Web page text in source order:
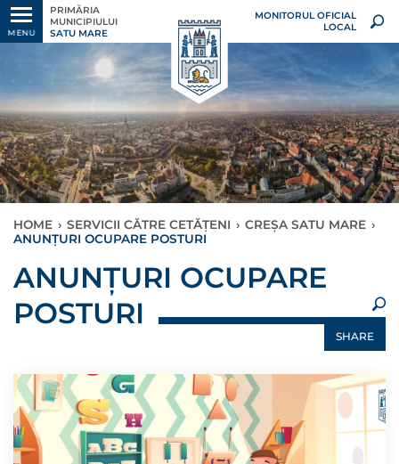
MENU
PRIMĂRIA
MUNICIPIULUI
SATU MARE
MONITORUL OFICIAL
LOCAL
HOME › SERVICII CĂTRE CETĂȚENI › CREȘA SATU MARE ›
ANUNȚURI OCUPARE POSTURI
ANUNȚURI OCUPARE
POSTURI
SHARE